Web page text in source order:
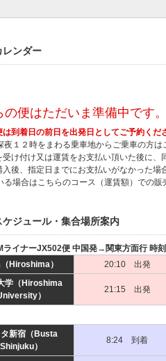
レンダー
の便はただいま準備中です。
は到着日の前日を出発日としてご予約くだ
夜１２時をまわる乗車地からご乗車の方は
け付け又は運賃をお支払い頂いた後に、
後、指定日までにお支払いがなかった場
る場合はこちらのコース（運賃額）での販
ケジュール・集合場所案内
イナーJX502便 中国発→関東方面行 時
Hiroshima）
20:10 出発
学（Hiroshima
）
21:15 出発
新宿（Busta
Shinjuku）
8:24 到着